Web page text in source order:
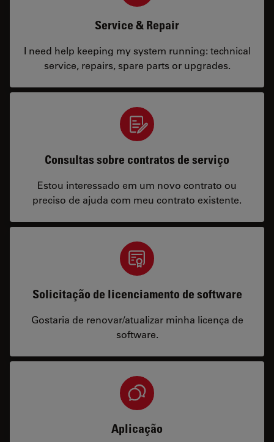
Service & Repair
I need help keeping my system running: technical
service, repairs, spare parts or upgrades.
Consultas sobre contratos de serviço
Estou interessado em um novo contrato ou
preciso de ajuda com meu contrato existente.
Solicitação de licenciamento de software
Gostaria de renovar/atualizar minha licença de
software.
Aplicação